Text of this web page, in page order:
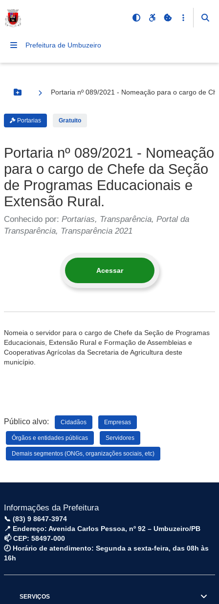
Prefeitura de Umbuzeiro
Botão Menu
Portaria nº 089/2021 - Nomeação para o cargo de
Portarias Gratuito
Portaria nº 089/2021 - Nomeação
para o cargo de Chefe da Seção
de Programas Educacionais e
Extensão Rural.
Conhecido por: Portarias, Transparência, Portal da
Transparência, Transparência 2021
Acessar
Nomeia o servidor para o cargo de Chefe da Seção de Programas
Educacionais, Extensão Rural e Formação de Assembleias e
Cooperativas Agrícolas da Secretaria de Agricultura deste
município.
Público alvo: Cidadãos Empresas
Órgãos e entidades públicas Servidores
Demais segmentos (ONGs, organizações sociais, etc)
Informações da Prefeitura
📞 (83) 9 8647-3974
📍 Endereço: Avenida Carlos Pessoa, nº 92 – Umbuzeiro/PB
📫 CEP: 58497-000
🕗 Horário de atendimento: Segunda a sexta-feira, das 08h às
16h
SERVIÇOS